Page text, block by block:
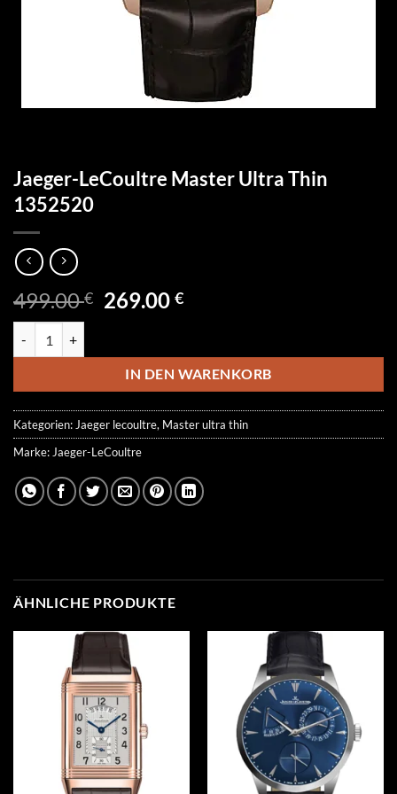
Jaeger-LeCoultre Master Ultra Thin
1352520
499.00€ Ursprünglicher
499.00 €
269.00€Aktueller
269.00 €.
IN DEN WARENKORB
Kategorien: Jaeger lecoultre, Master ultra thin
Marke: Jaeger-LeCoultre
ÄHNLICHE PRODUKTE